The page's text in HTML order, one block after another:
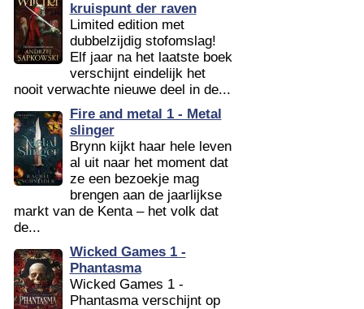
kruispunt der raven
Limited edition met
dubbelzijdig stofomslag!
Elf jaar na het laatste boek
verschijnt eindelijk het
nooit verwachte nieuwe deel in de...
Fire and metal 1 - Metal
slinger
Brynn kijkt haar hele leven
al uit naar het moment dat
ze een bezoekje mag
brengen aan de jaarlijkse
markt van de Kenta – het volk dat
de...
Wicked Games 1 -
Phantasma
Wicked Games 1 -
Phantasma verschijnt op